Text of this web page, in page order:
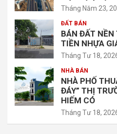
Tháng Năm 23,
ĐẤT BÁN
BÁN ĐẤT NỀN
TIỀN NHỰA
Tháng Tư 18,
NHÀ BÁN
NHÀ PHỐ
ĐÁY” THỊ
HIẾM CÓ
Tháng Tư 18,